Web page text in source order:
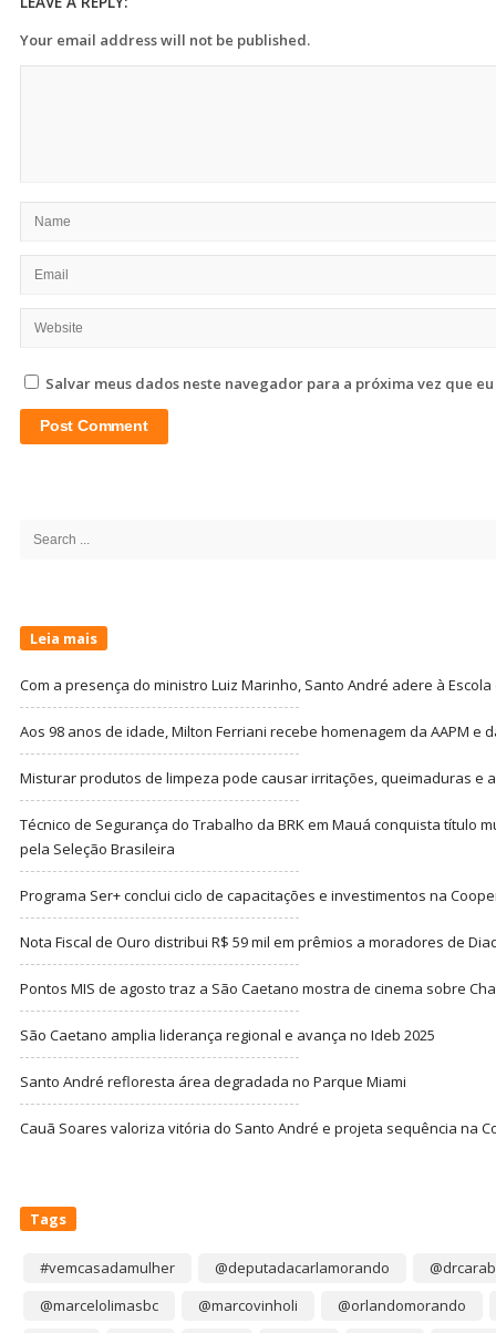
Your email address will not be published.
Salvar meus dados neste navegador para a próxima vez que
Search
Leia mais
Com a presença do ministro Luiz Marinho, Santo André adere à
Aos 98 anos de idade, Milton Ferriani recebe homenagem da AAPM e
Misturar produtos de limpeza pode causar irritações, queimaduras e
Técnico de Segurança do Trabalho da BRK em Mauá conquista título
pela Seleção Brasileira
Programa Ser+ conclui ciclo de capacitações e investimentos na
Nota Fiscal de Ouro distribui R$ 59 mil em prêmios a moradores de
Pontos MIS de agosto traz a São Caetano mostra de cinema sobre
São Caetano amplia liderança regional e avança no Ideb 2025
Santo André refloresta área degradada no Parque Miami
Cauã Soares valoriza vitória do Santo André e projeta sequência na
Tags
#vemcasadamulher @deputadacarlamorando
@marcelolimasbc
@marcovinholi @orlandomorando